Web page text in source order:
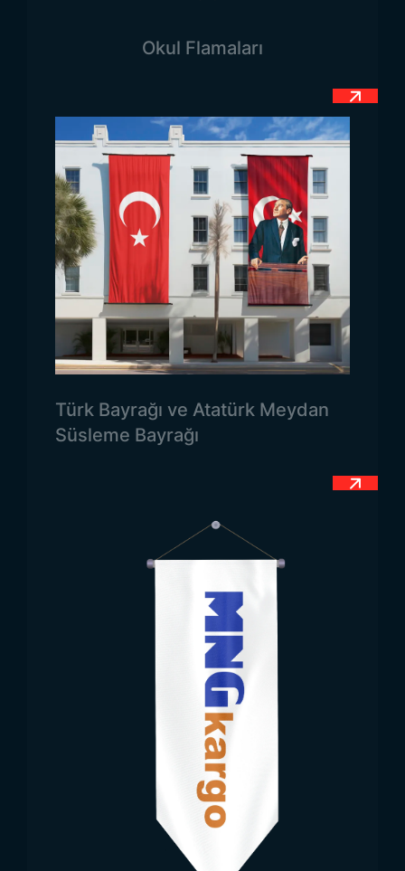
devam eden iç çatışmalarda hayatını kaybedenlere
burgu yapılmaktadır. Ayrıca zeminde yer alan
kuşatılmıştır.
Çerçeveli bayraklar dünya genelinde çok fazla
görülen bir durum değildir. Karadağ bayrağı
üzerinde yer alan altın renkli çerçeve, bayrağın
değerini vurgulamaktadır. Hem hayatlarını
kaybeden savaşçıların hem de arma ile temsil
edilen Karadağ Krallığı’nın ülke açısından önemi bu
şekilde ifade edilmeye çalışmaktadır. Bayrağın tam
orta kısmında sarı renkli ve çift başlı bir kartal yer
almaktadır. Balkan ülkelerinde bu figür sıklıkla
krallığın armasından esinlenerek bu şekil
kullanılmaktadır. Karadağ bayrağı üzerindeki bu
diğer ayağında ise haç vardır. Bu sembol ile
devletin Karadağ’ın koruması altında olduğudur.
Karadağ Bayrağı Ölçüleri
Tüm dünya bayraklarında olduğu gibi Karadağ
bayrağı için de anayasada belirlenmiş olan
standart bir ölçü vardır. Ülkelerin bayrakları için
standart bir ölçü belirlemelerinin temel nedeni, ülke
içerisinde var olan bayrakların tek bir biçimde
olmasıdır. Aksi halde bayraklarda şekil bozuklukları
ve çeşitlilik görülebilir. Karadağ, anayasasında
bayrağa en fazla yer veren ve en katı kurallara
sahip olan ülkelerden biridir. Karadağ bayrağı için
anayasada belirtilmiş oran 1:2’dir. Bu ülkenin
bayrağını üretecek olan üreticiler bu ölçüyü göz
Okul Flamaları
Türk Bayrağı ve Atatürk Meydan
Süsleme Bayrağı